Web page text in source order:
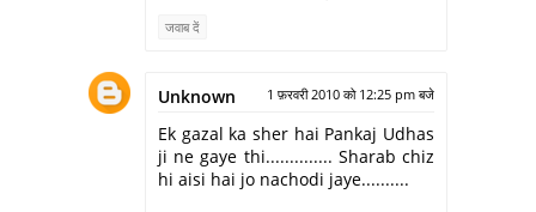
जवाब दें
Unknown 1 फ़रवरी 2010 को 12:25 pm बजे
Ek gazal ka sher hai Pankaj Udhas
ji ne gaye thi.............. Sharab chiz
hi aisi hai jo nachodi jaye..........